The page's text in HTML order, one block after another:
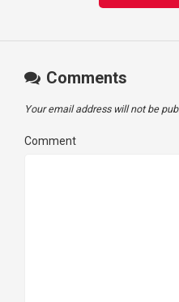
Comments
Your email address will not be
Comment